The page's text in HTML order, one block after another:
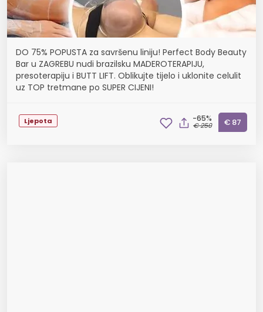
DO 75% POPUSTA za savršenu liniju! Perfect Body Beauty
Bar u ZAGREBU nudi brazilsku MADEROTERAPIJU,
presoterapiju i BUTT LIFT. Oblikujte tijelo i uklonite celulit
uz TOP tretmane po SUPER CIJENI!
Ljepota -65%
€ 250 € 87